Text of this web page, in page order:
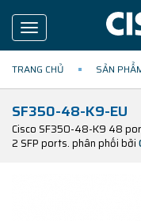
Toggle
navigation
TRANG CHỦ SẢN
SF350-48-K9-EU
Cisco SF350-48-K9 48
2 SFP ports. phân phối bởi